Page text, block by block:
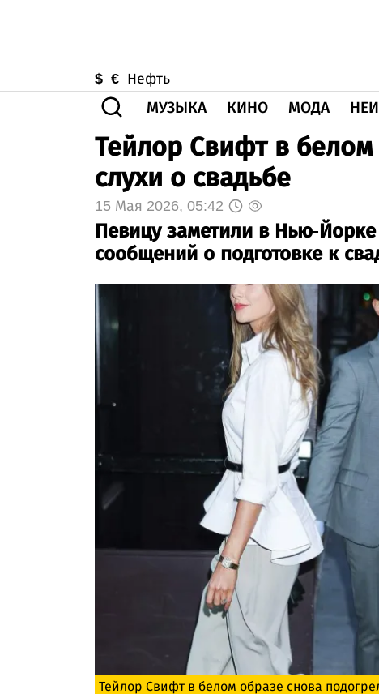
$ € Нефть
МУЗЫКА КИНО МОДА
Тейлор Свифт в белом
слухи о свадьбе
15 Мая 2026, 05:42
Певицу заметили в Нью-
сообщений о подготовке к
Тейлор Свифт в белом образе снова